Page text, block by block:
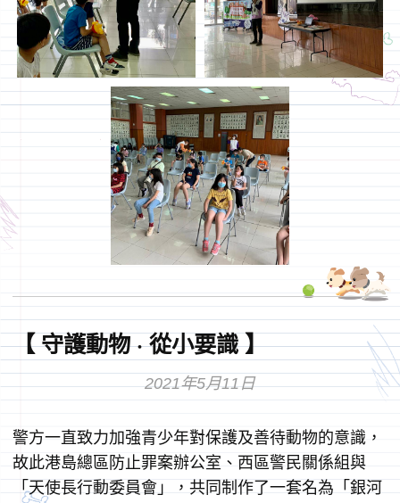
【 守護動物 · 從小要識 】
2021年5月11日
警方一直致力加強青少年對保護及善待動物的意識，
故此港島總區防止罪案辦公室、西區警民關係組與
「天使長行動委員會」，共同制作了一套名為「銀河